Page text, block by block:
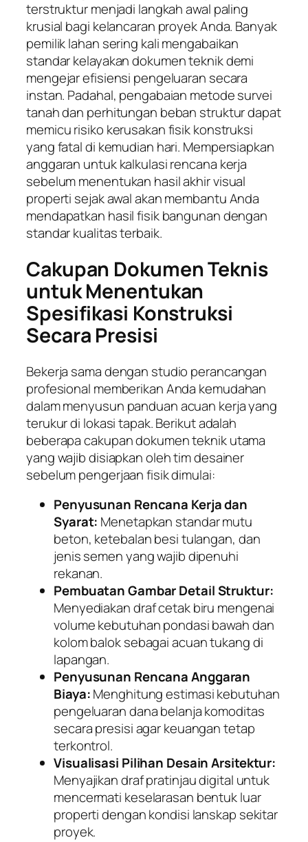
terstruktur menjadi langkah awal paling
krusial bagi kelancaran proyek Anda. Banyak
pemilik lahan sering kali mengabaikan
standar kelayakan dokumen teknik demi
mengejar efisiensi pengeluaran secara
instan. Padahal, pengabaian metode survei
tanah dan perhitungan beban struktur dapat
memicu risiko kerusakan fisik konstruksi
yang fatal di kemudian hari. Mempersiapkan
anggaran untuk kalkulasi rencana kerja
sebelum menentukan hasil akhir visual
properti sejak awal akan membantu Anda
mendapatkan hasil fisik bangunan dengan
standar kualitas terbaik.
Cakupan Dokumen Teknis
untuk Menentukan
Spesifikasi Konstruksi
Secara Presisi
Bekerja sama dengan studio perancangan
profesional memberikan Anda kemudahan
dalam menyusun panduan acuan kerja yang
terukur di lokasi tapak. Berikut adalah
beberapa cakupan dokumen teknik utama
yang wajib disiapkan oleh tim desainer
sebelum pengerjaan fisik dimulai:
Penyusunan Rencana Kerja dan
Syarat: Menetapkan standar mutu
beton, ketebalan besi tulangan, dan
jenis semen yang wajib dipenuhi
rekanan.
Pembuatan Gambar Detail Struktur:
Menyediakan draf cetak biru mengenai
volume kebutuhan pondasi bawah dan
kolom balok sebagai acuan tukang di
lapangan.
Penyusunan Rencana Anggaran
Biaya:Menghitung estimasi kebutuhan
pengeluaran dana belanja komoditas
secara presisi agar keuangan tetap
terkontrol.
Visualisasi Pilihan Desain Arsitektur:
Menyajikan draf pratinjau digital untuk
mencermati keselarasan bentuk luar
properti dengan kondisi lanskap sekitar
proyek.